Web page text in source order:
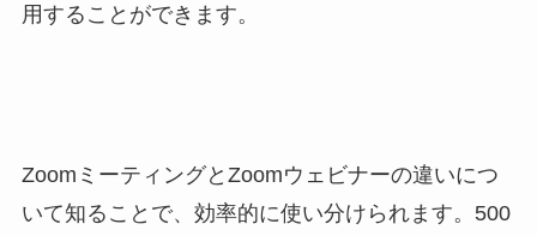
用することができます。
ZoomミーティングとZoomウェビナーの違いにつ
いて知ることで、効率的に使い分けられます。500